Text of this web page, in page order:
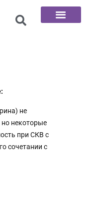
не
но некоторые
при СКВ с
сочетании с